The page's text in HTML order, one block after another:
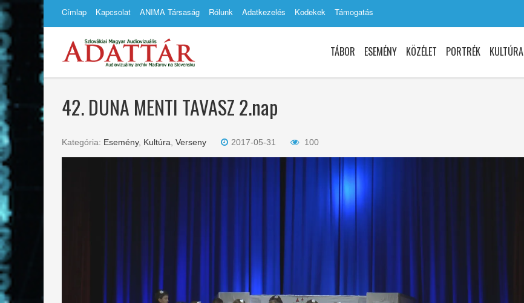
Címlap Kapcsolat ANIMA Társaság Rólunk Adatkezelés Kodekek Támogatás
TÁBOR ESEMÉNY KÖZÉLET PORTRÉK KULTÚRA
42. DUNA MENTI TAVASZ 2.nap
Kategória: Esemény, Kultúra Verseny 2017-05-31 100